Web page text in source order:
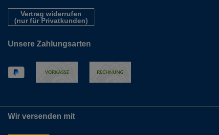
Vertrag widerrufen
(nur für Privatkunden)
Unsere Zahlungsarten
Wir versenden mit